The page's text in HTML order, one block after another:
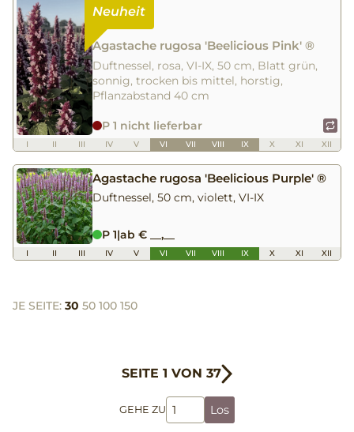
Agastache rugosa 'Beelicious Pink' ®
Duftnessel, rosa, VI-IX, 50 cm, Blatt grün,
sonnig, trocken bis mittel, horstig,
Pflanzabstand 40 cm
P 1 nicht lieferbar
I II III IV V VI VII VIII IX X XI XII
Agastache rugosa 'Beelicious Purple' ®
Duftnessel, 50 cm, violett, VI-IX
P 1|ab € __,__
I II III IV V VI VII VIII IX X XI XII
JE SEITE: 30 50 100 150
SEITE 1 VON 37
GEHE ZU Los